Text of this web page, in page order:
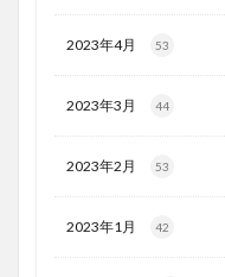
2023年4月 53
2023年3月 44
2023年2月 53
2023年1月 42